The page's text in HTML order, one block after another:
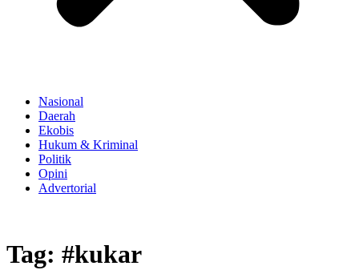
Nasional
Daerah
Ekobis
Hukum & Kriminal
Politik
Opini
Advertorial
Tag: #kukar